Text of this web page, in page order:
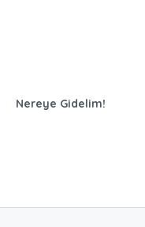
Nereye Gidelim!